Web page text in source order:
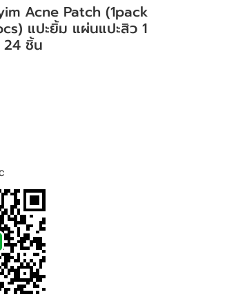
Acne Patch (1pack
แปะยิ้ม แผ่นแปะสิว 1
ชิ้น